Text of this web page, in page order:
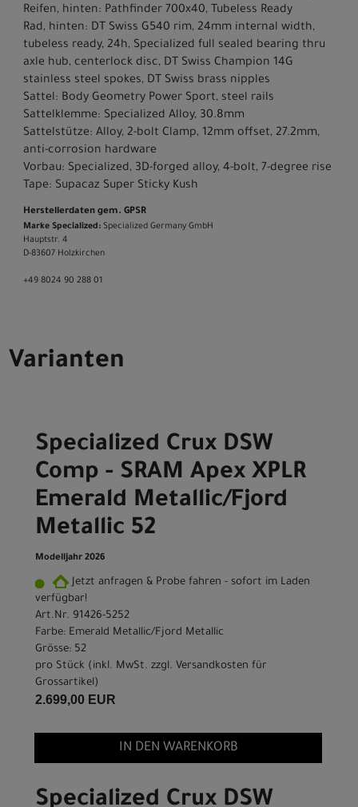
Reifen, hinten: Pathfinder 700x40, Tubeless Ready
Rad, hinten: DT Swiss G540 rim, 24mm internal width,
tubeless ready, 24h, Specialized full sealed bearing thru
axle hub, centerlock disc, DT Swiss Champion 14G
stainless steel spokes, DT Swiss brass nipples
Sattel: Body Geometry Power Sport, steel rails
Sattelklemme: Specialized Alloy, 30.8mm
Sattelstütze: Alloy, 2-bolt Clamp, 12mm offset, 27.2mm,
anti-corrosion hardware
Vorbau: Specialized, 3D-forged alloy, 4-bolt, 7-degree rise
Tape: Supacaz Super Sticky Kush
Herstellerdaten gem. GPSR
Marke Specialized: Specialized Germany GmbH
Hauptstr. 4
D-83607 Holzkirchen
+49 8024 90 288 01
Varianten
Specialized Crux DSW
Comp - SRAM Apex XPLR
Emerald Metallic/Fjord
Metallic 52
Modelljahr 2026
Jetzt anfragen & Probe fahren - sofort im Laden
verfügbar!
Art.Nr. 91426-5252
Farbe: Emerald Metallic/Fjord Metallic
Grösse: 52
pro Stück (inkl. MwSt. zzgl. Versandkosten für
Grossartikel)
2.699,00 EUR
IN DEN WARENKORB
Specialized Crux DSW